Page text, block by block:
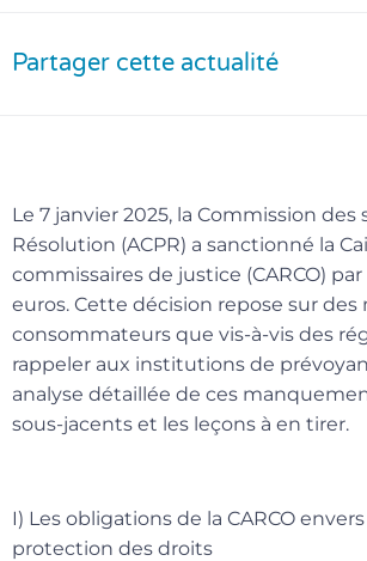
Partager cette actualité
Le 7 janvier 2025, la Commission
Résolution (ACPR) a sanctionné la
commissaires de justice (CARCO)
euros. Cette décision repose sur
consommateurs que vis-à-vis des
rappeler aux institutions de
analyse détaillée de ces
sous-jacents et les leçons à en tirer.
I) Les obligations de la CARCO
protection des droits